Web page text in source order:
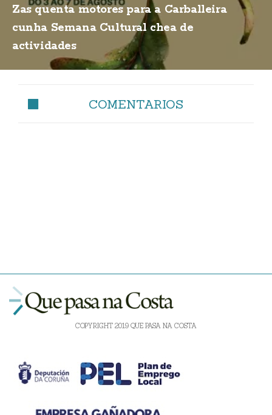
Zas quenta motores para a Carballeira
cunha Semana Cultural chea de
actividades
COMENTARIOS
COPYRIGHT 2019 QUE PASA NA COSTA